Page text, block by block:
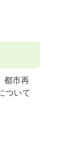
都市再
ついて